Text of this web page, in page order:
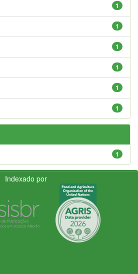
1
1
1
1
1
1
1
Indexado por